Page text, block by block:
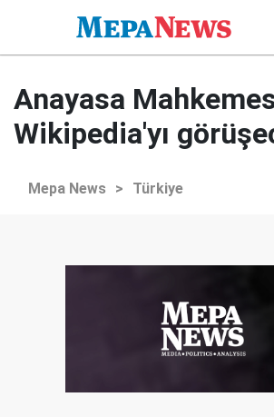
Anayasa
Wikipedia'yı
Mepa News > Türkiye